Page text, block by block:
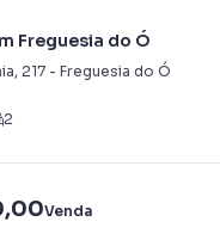
Freguesia do Ó
, 217 - Freguesia do Ó
2
Venda